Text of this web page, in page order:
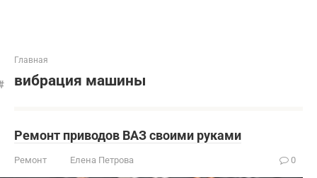
Главная
вибрация машины
Ремонт приводов ВАЗ своими руками
Ремонт Елена Петрова 0